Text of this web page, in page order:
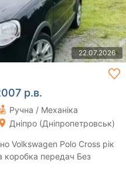
22.07.2026
р.в.
Ручна / Механіка
Дніпро (Дніпропетровськ)
Volkswagen Polo Cross рік
коробка передач Без